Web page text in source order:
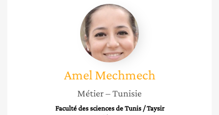
Amel
Mechmech
Amel Mechmech
Métier– Tunisie
Faculté des sciences de Tunis / Taysir